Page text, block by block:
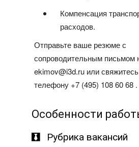
Компенсация
расходов.
Отправьте ваше резюме с
сопроводительным письмом
ekimov@i3d.ru или
телефону +7 (495) 108 60 68 .
Особенности
Рубрика вакансий